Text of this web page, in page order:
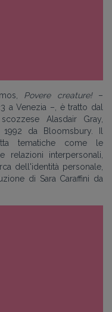
Povere creature!–
a Venezia –, è tratto dal
Alasdair Gray,
da Bloomsbury. Il
tematiche come le
relazioni interpersonali,
dell'identità personale,
di Sara Caraffini da